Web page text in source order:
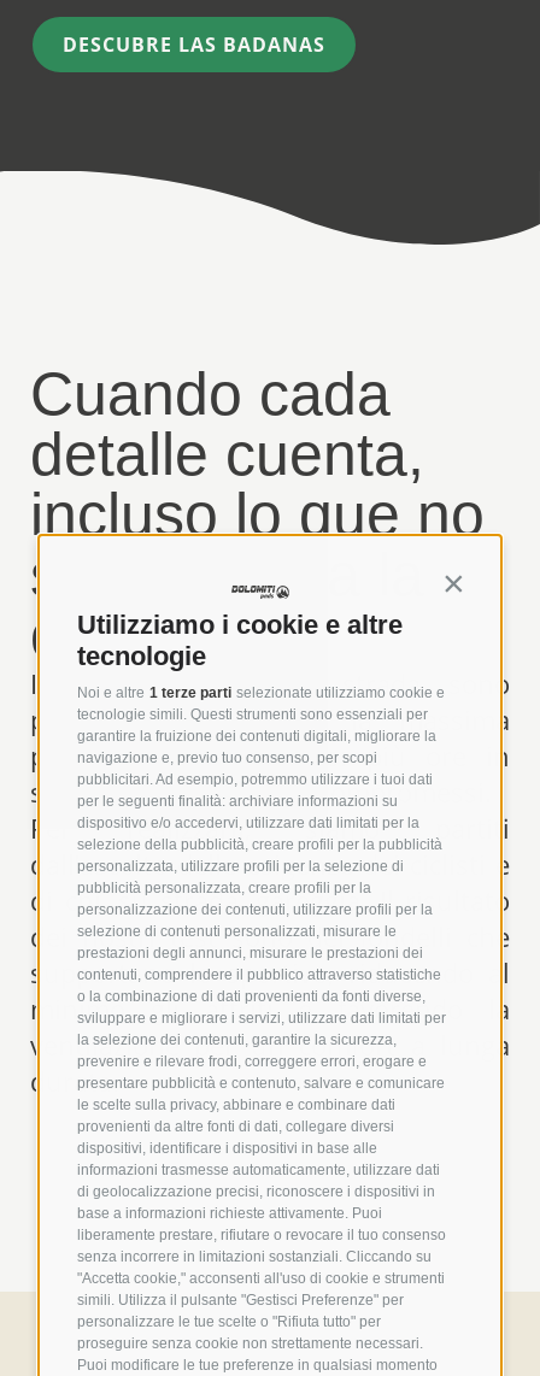
Continua
Utilizziamo i cookie e altre
tecnologie
Noi e altre 1 terze parti selezionate utilizziamo cookie e
tecnologie simili. Questi strumenti sono essenziali per
garantire la fruizione dei contenuti digitali, migliorare la
navigazione e, previo tuo consenso, per scopi
pubblicitari. Ad esempio, potremmo utilizzare i tuoi dati
per le seguenti finalità: archiviare informazioni su
dispositivo e/o accedervi, utilizzare dati limitati per la
selezione della pubblicità, creare profili per la pubblicità
personalizzata, utilizzare profili per la selezione di
pubblicità personalizzata, creare profili per la
personalizzazione dei contenuti, utilizzare profili per la
selezione di contenuti personalizzati, misurare le
prestazioni degli annunci, misurare le prestazioni dei
contenuti, comprendere il pubblico attraverso statistiche
o la combinazione di dati provenienti da fonti diverse,
sviluppare e migliorare i servizi, utilizzare dati limitati per
la selezione dei contenuti, garantire la sicurezza,
prevenire e rilevare frodi, correggere errori, erogare e
presentare pubblicità e contenuto, salvare e comunicare
le scelte sulla privacy, abbinare e combinare dati
provenienti da altre fonti di dati, collegare diversi
dispositivi, identificare i dispositivi in base alle
informazioni trasmesse automaticamente, utilizzare dati
di geolocalizzazione precisi, riconoscere i dispositivi in
base a informazioni richieste attivamente. Puoi
liberamente prestare, rifiutare o revocare il tuo consenso
senza incorrere in limitazioni sostanziali. Cliccando su
"Accetta cookie," acconsenti all'uso di cookie e strumenti
simili. Utilizza il pulsante "Gestisci Preferenze" per
personalizzare le tue scelte o "Rifiuta tutto" per
proseguire senza cookie non strettamente necessari.
Puoi modificare le tue preferenze in qualsiasi momento
DESCUBRE LAS BADANAS
Cuando cada
detalle cuenta,
incluso lo que no
se ve marca la
diferencia.
I nostri fondelli da strada sono
progettati per offrire la massima
performance su asfalto: più ore in
sella, meno fatica, zero compromessi.
Per realizzarli, siamo partiti
dall’ascolto delle esigenze dei ciclisti e
di chi, su strada, gareggia. Il risultato
dei nostri test sono dei fondelli che
supportano lo sportivo, riducendo al
minimo gli attriti e favorendo la
ventilazione per un comfort a lunga
durata.